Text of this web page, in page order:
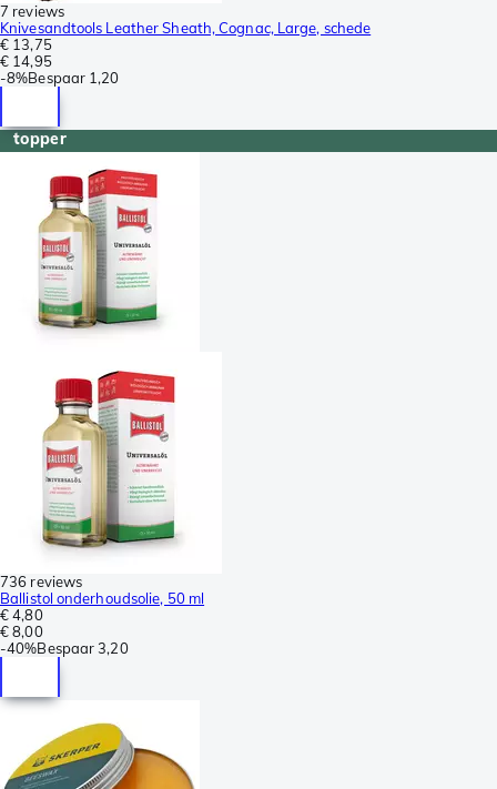
7 reviews
Knivesandtools Leather Sheath, Cognac, Large, schede
€ 13,75
€ 14,95
-8%Bespaar 1,20
topper
736 reviews
Ballistol onderhoudsolie, 50 ml
€ 4,80
€ 8,00
-40%Bespaar 3,20